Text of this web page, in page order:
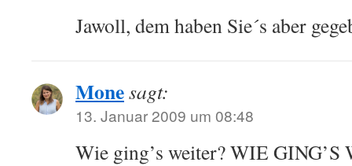
Jawoll, dem haben Sie´s aber
Monesagt:
13. Januar 2009 um 08:48
Wie ging’s weiter? WIE GING’S